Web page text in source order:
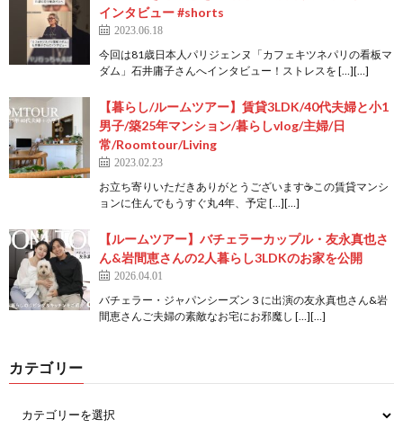
インタビュー #shorts
2023.06.18
今回は81歳日本人パリジェンヌ「カフェキツネパリの看板マ
ダム」石井庸子さんへインタビュー！ストレスを […][…]
【暮らし/ルームツアー】賃貸3LDK/40代夫婦と小1
男子/築25年マンション/暮らしvlog/主婦/日
常/Roomtour/Living
2023.02.23
お立ち寄りいただきありがとうございます☕この賃貸マンシ
ョンに住んでもうすぐ丸4年、予定 […][…]
【ルームツアー】バチェラーカップル・友永真也さ
ん&岩間恵さんの2人暮らし3LDKのお家を公開
2026.04.01
バチェラー・ジャパンシーズン３に出演の友永真也さん&岩
間恵さんご夫婦の素敵なお宅にお邪魔し […][…]
カテゴリー